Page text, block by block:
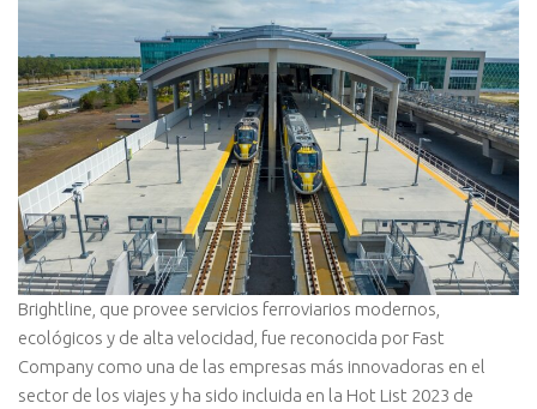
Brightline, que provee servicios ferroviarios modernos,
ecológicos y de alta velocidad, fue reconocida por Fast
Company como una de las empresas más innovadoras en el
sector de los viajes y ha sido incluida en la Hot List 2023 de